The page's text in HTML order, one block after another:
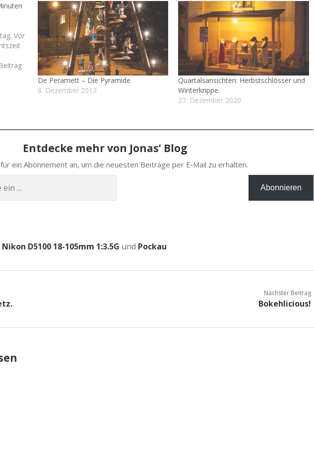
Vor
De Peramett – Die Pyramide
8. Dezember 2013
Quartalsansichten: Herbstschlösser und
Winterkrippe.
27. Dezember 2020
Entdecke mehr von Jonas’ Blog
ein Abon­ne­ment an, um die neu­es­ten Bei­trä­ge per E‑Mail zu erhalten.
Abonnieren
Nikon D5100 18-105mm 1:3.5G und Pockau
Nächster Beitrag
Bokehlicious!